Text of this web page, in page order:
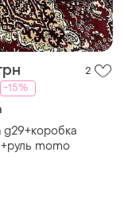
2
-15%
momo